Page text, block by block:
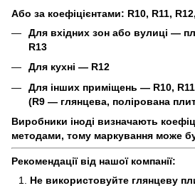
Або за коефіцієнтами: R10, R11,
Для вхідних зон або вулиці —
R13
Для кухні — R12
Для інших приміщень — R10, R11
(R9 — глянцева, полірована
Виробники іноді визначають
методами, тому маркування може
Рекомендації від нашої компанії:
Не використовуйте глянцеву